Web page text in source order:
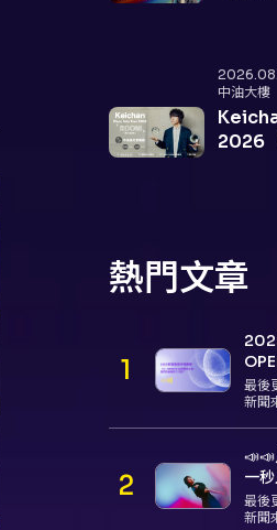
中油大樓
2026
熱門文章
底
最後
新聞
一
孝
同
最後
新聞